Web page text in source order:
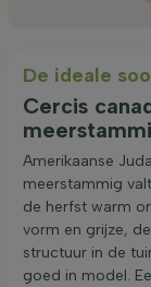
De ideale
Cercis
Amerikaanse
meerstammig
de herfst warm
vorm en grijze,
structuur in de
goed in model.